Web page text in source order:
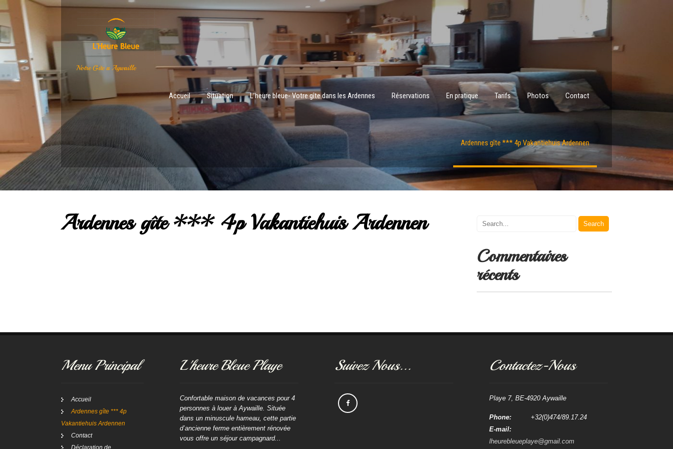
Notre Gite a Aywaille
Accueil Situation L’heure bleue- Votre gîte dans les Ardennes Réservations En pratique Tarifs Photos Contact
Ardennes gîte *** 4p Vakantiehuis Ardennen
Ardennes gîte *** 4p Vakantiehuis Ardennen
Commentaires
récents
Menu Principal
Accueil
Ardennes gîte *** 4p
Vakantiehuis Ardennen
Contact
Déclaration de
L'heure Bleue Playe
Confortable maison de vacances pour 4
personnes à louer à Aywaille. Située
dans un minuscule hameau, cette partie
d’ancienne ferme entièrement rénovée
vous offre un séjour campagnard...
Suivez Nous... Contactez-Nous
Playe 7, BE-4920 Aywaille
Phone:
+32(0)474/89.17.24
E-mail:
lheurebleueplaye@gmail.com